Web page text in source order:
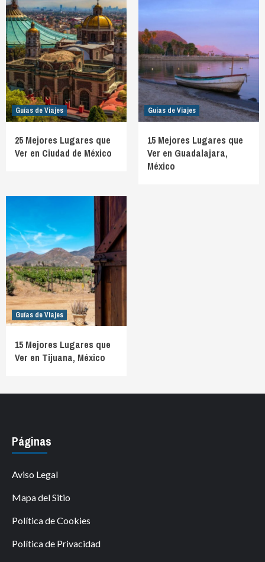
Guías de Viajes
25 Mejores Lugares que
Ver en Ciudad de México
Guías de Viajes
15 Mejores Lugares que
Ver en Guadalajara,
México
Guías de Viajes
15 Mejores Lugares que
Ver en Tijuana, México
Páginas
Aviso Legal
Mapa del Sitio
Política de Cookies
Política de Privacidad